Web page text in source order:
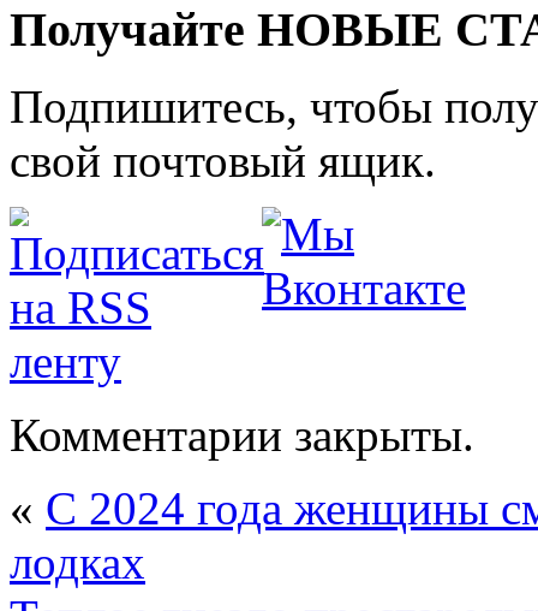
Получайте НОВЫЕ
Подпишитесь, чтобы
свой почтовый ящик.
Комментарии закрыты.
« С 2024 года женщины
лодках